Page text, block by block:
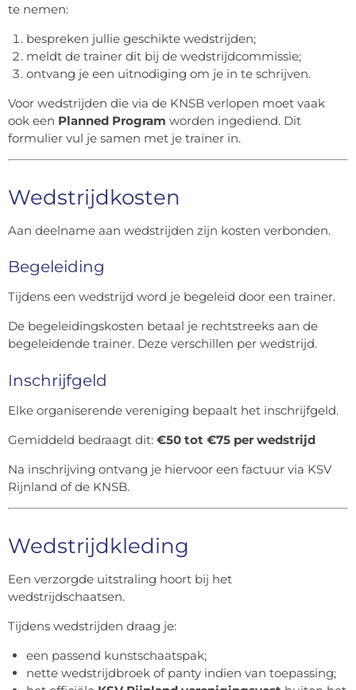
te nemen:
bespreken jullie geschikte wedstrijden;
meldt de trainer dit bij de wedstrijdcommissie;
ontvang je een uitnodiging om je in te schrijven.
Voor wedstrijden die via de KNSB verlopen moet vaak
ook een Planned Program worden ingediend. Dit
formulier vul je samen met je trainer in.
Wedstrijdkosten
Aan deelname aan wedstrijden zijn kosten verbonden.
Begeleiding
Tijdens een wedstrijd word je begeleid door een trainer.
De begeleidingskosten betaal je rechtstreeks aan de
begeleidende trainer. Deze verschillen per wedstrijd.
Inschrijfgeld
Elke organiserende vereniging bepaalt het inschrijfgeld.
Gemiddeld bedraagt dit: €50 tot €75 per wedstrijd
Na inschrijving ontvang je hiervoor een factuur via KSV
Rijnland of de KNSB.
Wedstrijdkleding
Een verzorgde uitstraling hoort bij het
wedstrijdschaatsen.
Tijdens wedstrijden draag je:
een passend kunstschaatspak;
nette wedstrijdbroek of panty indien van toepassing;